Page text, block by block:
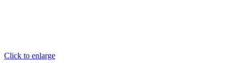
Click to enlarge